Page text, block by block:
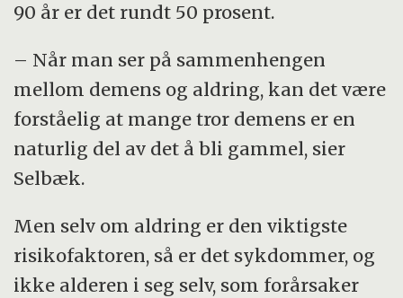
90 år er det rundt 50 prosent.
– Når man ser på sammenhengen
mellom demens og aldring, kan det være
forståelig at mange tror demens er en
naturlig del av det å bli gammel, sier
Selbæk.
Men selv om aldring er den viktigste
risikofaktoren, så er det sykdommer, og
ikke alderen i seg selv, som forårsaker